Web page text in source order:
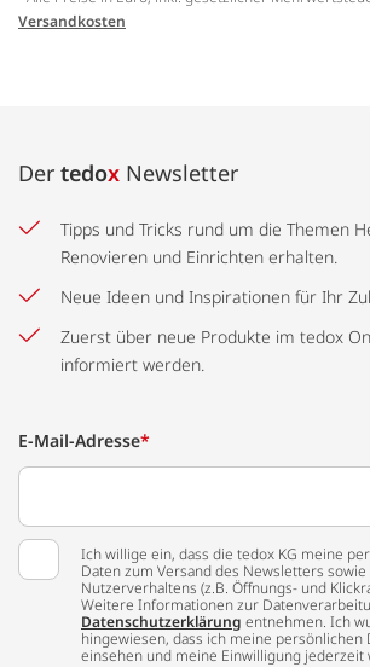
Versandkosten
Der tedox Newsletter
Tipps und Tricks rund um die Themen
Renovieren und Einrichten erhalten.
Neue Ideen und Inspirationen für Ihr
Zuerst über neue Produkte im tedox
informiert werden.
E-Mail-Adresse*
Ich willige ein, dass die tedox KG meine
Daten zum Versand des Newsletters
Nutzerverhaltens (z.B. Öffnungs- und
Weitere Informationen zur
Datenschutzerklärung entnehmen. Ich
hingewiesen, dass ich meine persönlichen
einsehen und meine Einwilligung jederzeit